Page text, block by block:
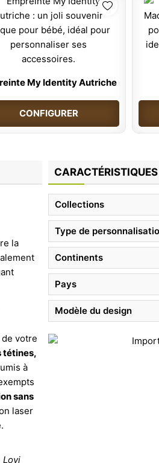
My Identity Autriche
CONFIGURER
la
votre
tétines,
à
sans
laser
Lovi
CARACTÉRISTIQUES
Collections
Type de
Continents
Pays
Modèle du design